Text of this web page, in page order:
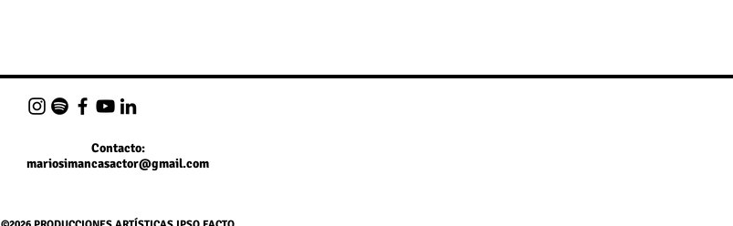
Contacto:
mariosimancasactor@gmail.com